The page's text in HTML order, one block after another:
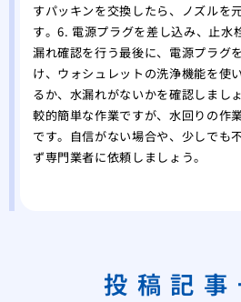
すパッキンを交換したら、ノズルを
す。6. 電源プラグを差し込み、止水
漏れ確認を行う最後に、電源プラグ
け、ウォシュレットの洗浄機能を使
るか、水漏れがないかを確認しまし
較的簡単な作業ですが、水回りの作
です。自信がない場合や、少しでも
ず専門業者に依頼しましょう。
投稿記事